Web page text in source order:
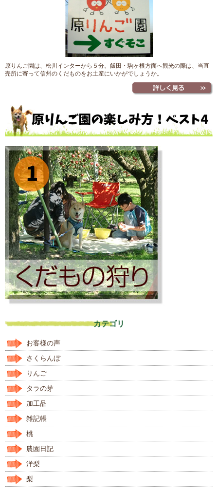
原りんご園は、松川インターから５分。飯田・駒ヶ根方面へ観光の際は、当直
売所に寄って信州のくだものをお土産にいかがでしょうか。
カテゴリ
お客様の声
さくらんぼ
りんご
タラの芽
加工品
雑記帳
桃
農園日記
洋梨
梨